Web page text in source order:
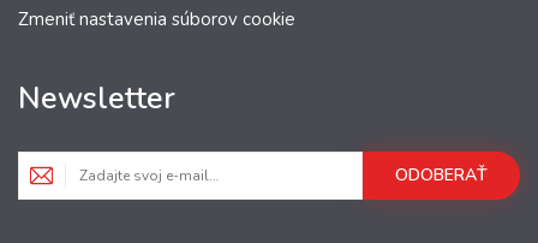
Zmeniť nastavenia súborov cookie
Newsletter
ODOBERAŤ